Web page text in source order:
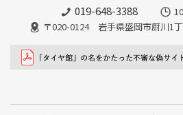
019-648-3388
〒020-0124 岩手県盛岡市厨川1